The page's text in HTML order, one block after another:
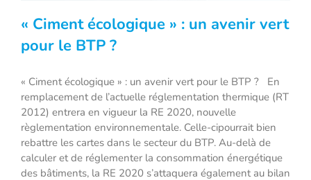
« Ciment écologique » : un avenir vert
pour le BTP ?
« Ciment écologique » : un avenir vert
pour le BTP ?
« Ciment écologique » : un avenir vert pour le BTP ? En
remplacement de l’actuelle réglementation thermique (RT
2012) entrera en vigueur la RE 2020, nouvelle
règlementation environnementale. Celle-cipourrait bien
rebattre les cartes dans le secteur du BTP. Au-delà de
calculer et de réglementer la consommation énergétique
des bâtiments, la RE 2020 s’attaquera également au bilan